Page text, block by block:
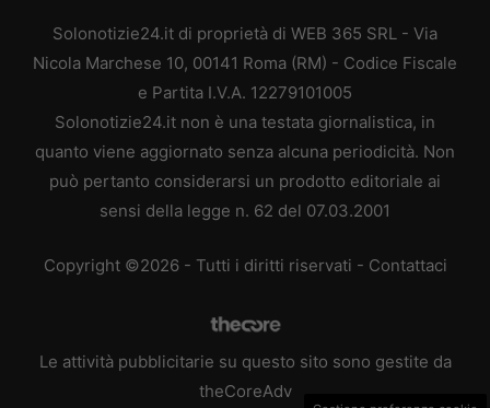
Solonotizie24.it di proprietà di WEB 365 SRL - Via
Nicola Marchese 10, 00141 Roma (RM) - Codice Fiscale
e Partita I.V.A. 12279101005
Solonotizie24.it non è una testata giornalistica, in
quanto viene aggiornato senza alcuna periodicità. Non
può pertanto considerarsi un prodotto editoriale ai
sensi della legge n. 62 del 07.03.2001
Copyright ©2026 - Tutti i diritti riservati - Contattaci
Le attività pubblicitarie su questo sito sono gestite da
theCoreAdv